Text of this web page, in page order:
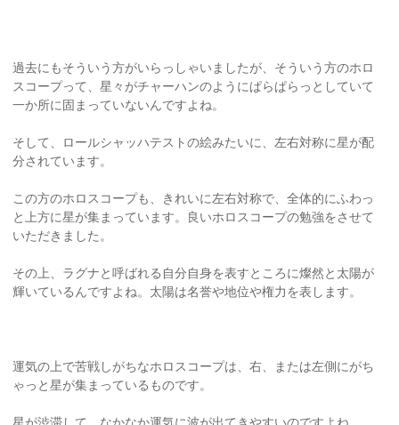
過去にもそういう方がいらっしゃいましたが、そういう方のホロ
スコープって、星々がチャーハンのようにぱらぱらっとしていて
一か所に固まっていないんですよね。
そして、ロールシャッハテストの絵みたいに、左右対称に星が配
分されています。
この方のホロスコープも、きれいに左右対称で、全体的にふわっ
と上方に星が集まっています。良いホロスコープの勉強をさせて
いただきました。
その上、ラグナと呼ばれる自分自身を表すところに燦然と太陽が
輝いているんですよね。太陽は名誉や地位や権力を表します。
運気の上で苦戦しがちなホロスコープは、右、または左側にがち
ゃっと星が集まっているものです。